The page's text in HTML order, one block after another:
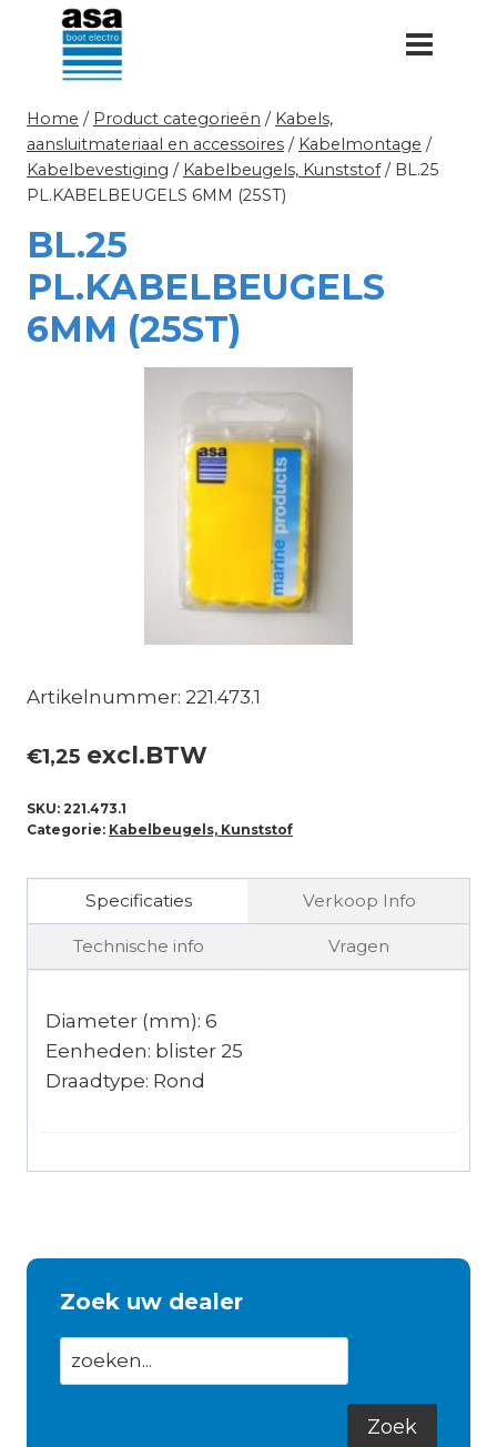
Doorgaan
inhoud
Home / Product categorieën / Kabels,
aansluitmateriaal en accessoires / Kabelmontage /
Kabelbevestiging / Kabelbeugels, Kunststof / BL.25
PL.KABELBEUGELS 6MM (25ST)
BL.25
PL.KABELBEUGELS
6MM (25ST)
Artikelnummer: 221.473.1
€1,25 excl.BTW
SKU: 221.473.1
Categorie: Kabelbeugels, Kunststof
Specificaties Verkoop Info
Technische info Vragen
Diameter (mm): 6
Eenheden: blister 25
Draadtype: Rond
Zoek uw dealer